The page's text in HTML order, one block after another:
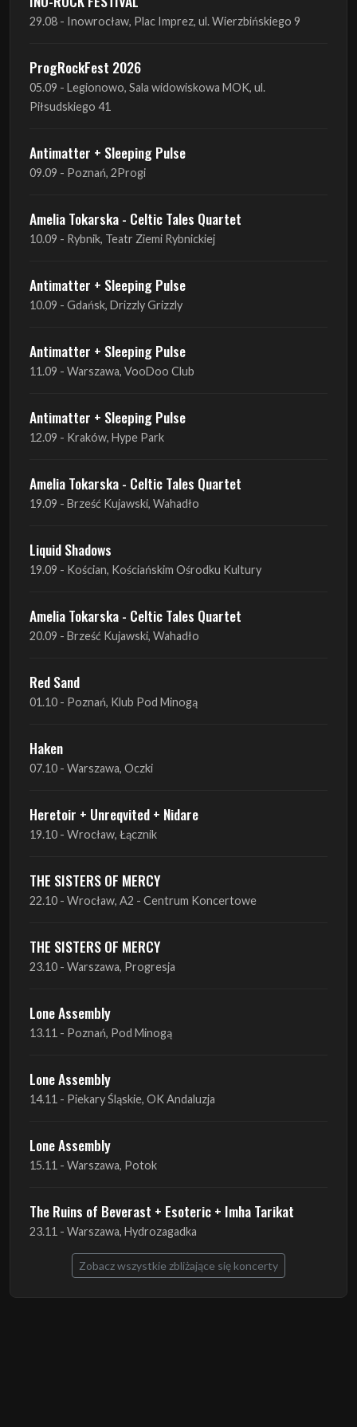
29.08 - Inowrocław, Plac Imprez, ul. Wierzbińskiego 9
ProgRockFest 2026
05.09 - Legionowo, Sala widowiskowa MOK, ul.
Piłsudskiego 41
Antimatter + Sleeping Pulse
09.09 - Poznań, 2Progi
Amelia Tokarska - Celtic Tales Quartet
10.09 - Rybnik, Teatr Ziemi Rybnickiej
Antimatter + Sleeping Pulse
10.09 - Gdańsk, Drizzly Grizzly
Antimatter + Sleeping Pulse
11.09 - Warszawa, VooDoo Club
Antimatter + Sleeping Pulse
12.09 - Kraków, Hype Park
Amelia Tokarska - Celtic Tales Quartet
19.09 - Brześć Kujawski, Wahadło
Liquid Shadows
19.09 - Kościan, Kościańskim Ośrodku Kultury
Amelia Tokarska - Celtic Tales Quartet
20.09 - Brześć Kujawski, Wahadło
Red Sand
01.10 - Poznań, Klub Pod Minogą
Haken
07.10 - Warszawa, Oczki
Heretoir + Unreqvited + Nidare
19.10 - Wrocław, Łącznik
THE SISTERS OF MERCY
22.10 - Wrocław, A2 - Centrum Koncertowe
THE SISTERS OF MERCY
23.10 - Warszawa, Progresja
Lone Assembly
13.11 - Poznań, Pod Minogą
Lone Assembly
14.11 - Piekary Śląskie, OK Andaluzja
Lone Assembly
15.11 - Warszawa, Potok
The Ruins of Beverast + Esoteric + Imha Tarikat
23.11 - Warszawa, Hydrozagadka
Zobacz wszystkie zbliżające się koncerty